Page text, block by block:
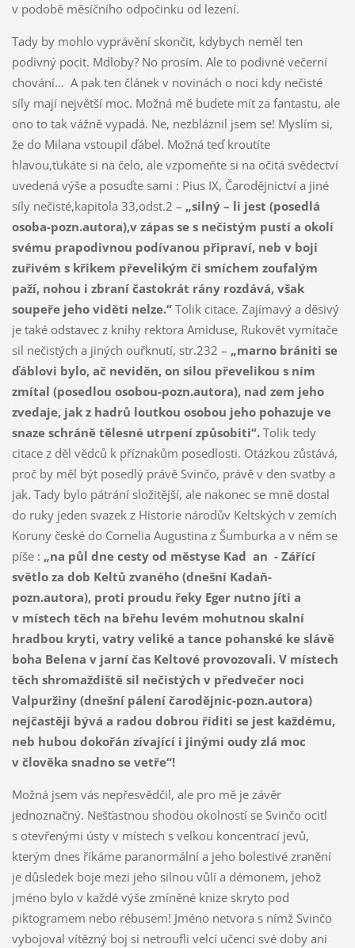
v podobě měsíčního odpočinku od lezení.
Tady by mohlo vyprávění skončit, kdybych neměl ten
podivný pocit. Mdloby? No prosím. Ale to podivné večerní
chování… A pak ten článek v novinách o noci kdy nečisté
síly mají největší moc. Možná mě budete mít za fantastu, ale
ono to tak vážně vypadá. Ne, nezbláznil jsem se! Myslím si,
že do Milana vstoupil ďábel. Možná teď kroutíte
hlavou,ťukáte si na čelo, ale vzpomeňte si na očitá svědectví
uvedená výše a posuďte sami : Pius IX, Čarodějnictví a jiné
síly nečisté,kapitola 33,odst.2 – „silný – li jest (posedlá
osoba-pozn.autora),v zápas se s nečistým pustí a okolí
svému prapodivnou podívanou připraví, neb v boji
zuřivém s křikem převelikým či smíchem zoufalým
paží, nohou i zbraní častokrát rány rozdává, však
soupeře jeho viděti nelze.“Tolik citace. Zajímavý a děsivý
je také odstavec z knihy rektora Amiduse, Rukovět vymítače
sil nečistých a jiných ouřknutí, str.232 – „marno brániti se
ďáblovi bylo, ač neviděn, on silou převelikou s ním
zmítal (posedlou osobou-pozn.autora), nad zem jeho
zvedaje, jak z hadrů loutkou osobou jeho pohazuje ve
snaze schráně tělesné utrpení způsobiti“.Tolik tedy
citace z děl vědců k příznakům posedlosti. Otázkou zůstává,
proč by měl být posedlý právě Svinčo, právě v den svatby a
jak. Tady bylo pátrání složitější, ale nakonec se mně dostal
do ruky jeden svazek z Historie národův Keltských v zemích
Koruny české do Cornelia Augustina z Šumburka a v něm se
píše : „na půl dne cesty od městyse Kad an - Zářící
světlo za dob Keltů zvaného (dnešní Kadaň-
pozn.autora), proti proudu řeky Eger nutno jíti a
v místech těch na břehu levém mohutnou skalní
hradbou kryti, vatry veliké a tance pohanské ke slávě
boha Belena v jarní čas Keltové provozovali. V místech
těch shromaždiště sil nečistých v předvečer noci
Valpuržiny (dnešní pálení čarodějnic-pozn.autora)
nejčastěji bývá a radou dobrou říditi se jest každému,
neb hubou dokořán zívající i jinými oudy zlá moc
v člověka snadno se vetře“!
Možná jsem vás nepřesvědčil, ale pro mě je závěr
jednoznačný. Nešťastnou shodou okolností se Svinčo ocitl
s otevřenými ústy v místech s velkou koncentrací jevů,
kterým dnes říkáme paranormální a jeho bolestivé zranění
je důsledek boje mezi jeho silnou vůlí a démonem, jehož
jméno bylo v každé výše zmíněné knize skryto pod
piktogramem nebo rébusem! Jméno netvora s nímž Svinčo
vybojoval vítězný boj si netroufli velcí učenci své doby ani